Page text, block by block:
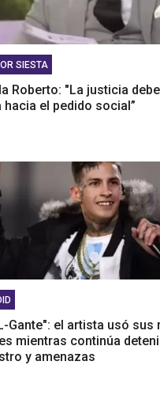
SIESTA
Roberto: "La justicia
hacia el pedido social”
Gante": el artista usó sus
mientras continúa
y amenazas